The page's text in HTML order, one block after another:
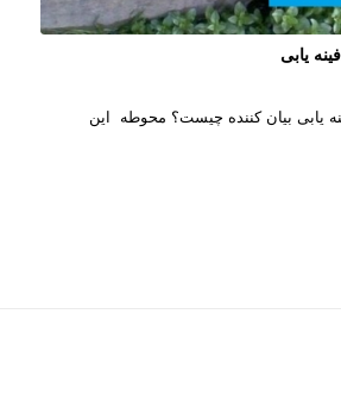
یابی
یابی بیان کننده چیست؟ محوطه این